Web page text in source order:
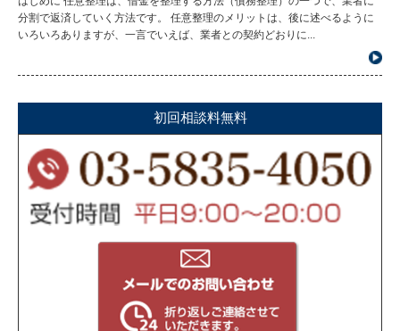
分割で返済していく方法です。 任意整理のメリットは、後に述べるように
いろいろありますが、一言でいえば、業者との契約どおりに...
初回相談料無料